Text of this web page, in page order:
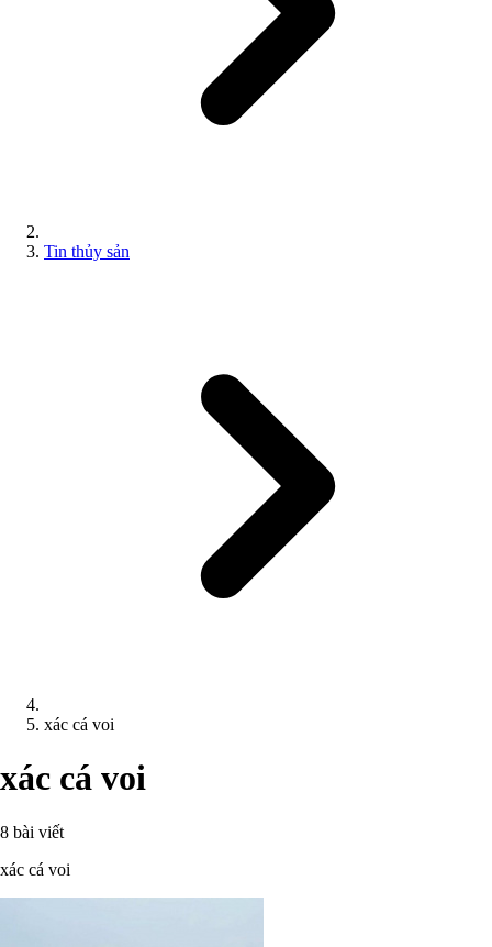
Tin thủy sản
xác cá voi
xác cá voi
8 bài viết
xác cá voi